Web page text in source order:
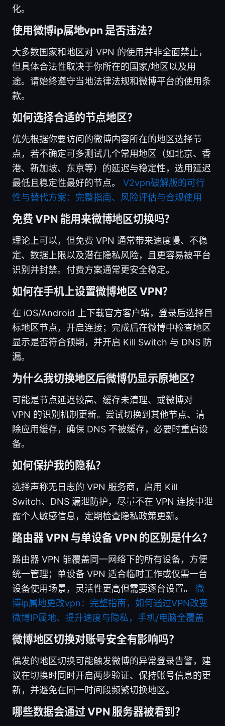
化。
使用微博ip属地vpn 是否违法？
大多数国家和地区对 VPN 的使用并非全面禁止，
但具体合法性取决于你所在的国家/地区以及用
途。请始终遵守当地法律法规和微博平台的使用条
款。
如何选择合适的节点地区？
优先根据你要访问的微博内容所在的地区选择节
点，若不确定可多测试几个常用地区（如北京、香
港、新加坡、东京等）的延迟与稳定性，选用延迟
最低且稳定性最好的节点。 V2vpn破解版的可行
性与替代方案：完整指南、风险评估与合规使用
免费 VPN 能用来微博地区切换吗？
理论上可以，但免费 VPN 通常带来速度慢、不稳
定、数据上限以及潜在隐私风险，且更容易被平台
识别并封禁。付费方案通常更安全稳定。
如何在手机上设置微博地区 VPN？
在 iOS/Android 上下载官方客户端，登录后选择目
标地区节点，开启连接；完成后在微博中检查地区
显示是否符合预期，并开启 Kill Switch 与 DNS 防
漏。
为什么我切换地区后微博仍显示原地区？
可能是节点延迟较高、缓存未清理、或微博对
VPN 的识别机制更新。尝试切换到其他节点、清
除应用缓存，确保 DNS 不被缓存，必要时重启设
备。
如何保护我的隐私？
选择声称无日志的 VPN 服务商，启用 Kill
Switch、DNS 漏泄防护，尽量不在 VPN 连接中泄
露个人敏感信息，定期检查隐私政策更新。
路由器 VPN 与单设备 VPN 的区别是什么？
路由器 VPN 能覆盖同一网络下的所有设备，方便
统一管理；单设备 VPN 适合临时工作或仅需一台
设备使用场景，灵活性更高但需要逐台设置。 微
博ip属地更改vpn：完整指南，如何通过VPN改变
微博IP属地、提升速度与隐私，手机/电脑全覆盖
微博地区切换对账号安全有影响吗？
偶发的地区切换可能触发微博的异常登录告警，建
议在切换时同时开启两步验证、保持账号信息的更
新，并避免在同一时间段频繁切换地区。
哪些数据会通过 VPN 服务器被看到？